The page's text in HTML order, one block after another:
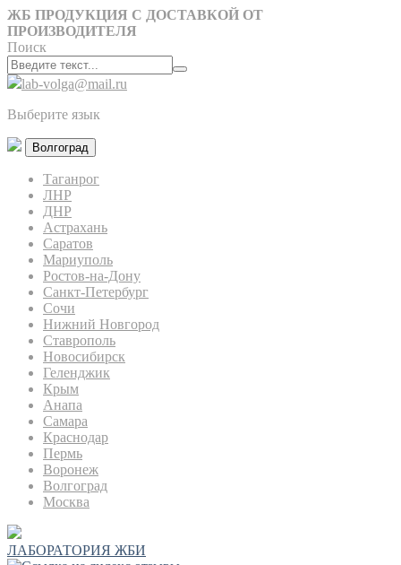
ЖБ ПРОДУКЦИЯ С ДОСТАВКОЙ ОТ
ПРОИЗВОДИТЕЛЯ
Поиск
lab-volga@mail.ru
Выберите язык
Волгоград
Таганрог
ЛНР
ДНР
Астрахань
Саратов
Мариуполь
Ростов-на-Дону
Санкт-Петербург
Сочи
Нижний Новгород
Ставрополь
Новосибирск
Геленджик
Крым
Анапа
Самара
Краснодар
Пермь
Воронеж
Волгоград
Москва
ЛАБОРАТОРИЯ ЖБИ